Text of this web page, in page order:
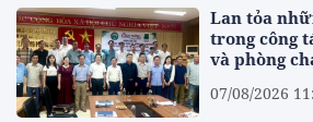
Lan tỏa
trong công
và phòng
07/08/2026